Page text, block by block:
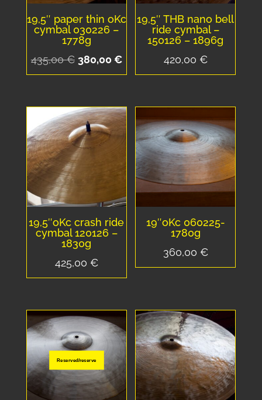
19,5″ paper thin oKc
cymbal 030226 –
1778g
435,00€ Le
prix
était :
435,00 €.
380,00 €Le
prix
est :
380,00 €.
19,5″ THB nano bell
ride cymbal –
150126 – 1896g
420,00 €
19,5″oKc crash ride
cymbal 120126 –
1830g
425,00 €
19″oKc 060225-
1780g
360,00 €
Reserved/reserve